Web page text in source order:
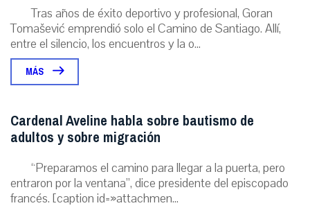
Tras años de éxito deportivo y profesional, Goran
Tomašević emprendió solo el Camino de Santiago. Allí,
entre el silencio, los encuentros y la o...
MÁS
Cardenal Aveline habla sobre bautismo de
adultos y sobre migración
“Preparamos el camino para llegar a la puerta, pero
entraron por la ventana”, dice presidente del episcopado
francés. [caption id=»attachmen...